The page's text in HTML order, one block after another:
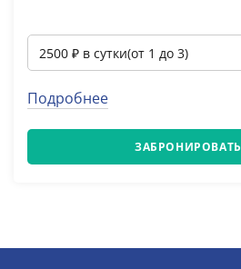
Подробнее
ЗАБРОНИРОВАТЬ